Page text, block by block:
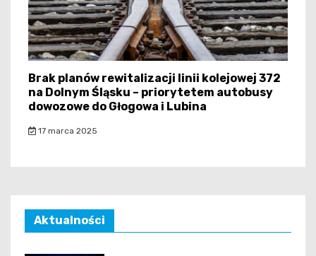
Brak planów rewitalizacji linii kolejowej 372
na Dolnym Śląsku – priorytetem autobusy
dowozowe do Głogowa i Lubina
17 marca 2025
Aktualności